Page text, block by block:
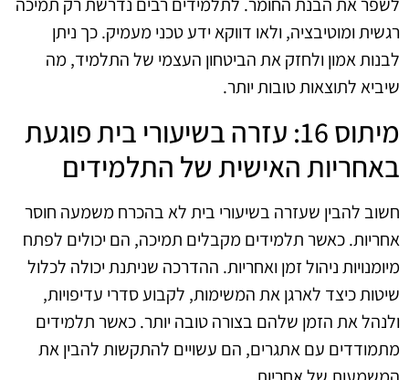
לשפר את הבנת החומר. לתלמידים רבים נדרשת רק תמיכה
רגשית ומוטיבציה, ולאו דווקא ידע טכני מעמיק. כך ניתן
לבנות אמון ולחזק את הביטחון העצמי של התלמיד, מה
שיביא לתוצאות טובות יותר.
מיתוס 16: עזרה בשיעורי בית פוגעת
באחריות האישית של התלמידים
חשוב להבין שעזרה בשיעורי בית לא בהכרח משמעה חוסר
אחריות. כאשר תלמידים מקבלים תמיכה, הם יכולים לפתח
מיומנויות ניהול זמן ואחריות. ההדרכה שניתנת יכולה לכלול
שיטות כיצד לארגן את המשימות, לקבוע סדרי עדיפויות,
ולנהל את הזמן שלהם בצורה טובה יותר. כאשר תלמידים
מתמודדים עם אתגרים, הם עשויים להתקשות להבין את